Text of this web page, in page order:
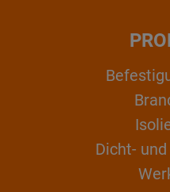
Dicht-